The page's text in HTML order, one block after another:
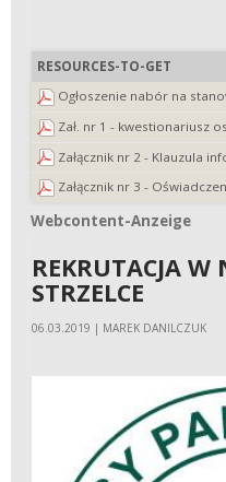
RESOURCES-TO-GET
Ogłoszenie nabór na
Zał. nr 1 - kwestionariusz
Załącznik nr 2 - Klauzula
Załącznik nr 3 -
Webcontent-Anzeige
Webcontent-Anzeige
REKRUTACJA W
STRZELCE
06.03.2019 | MAREK DANILCZUK